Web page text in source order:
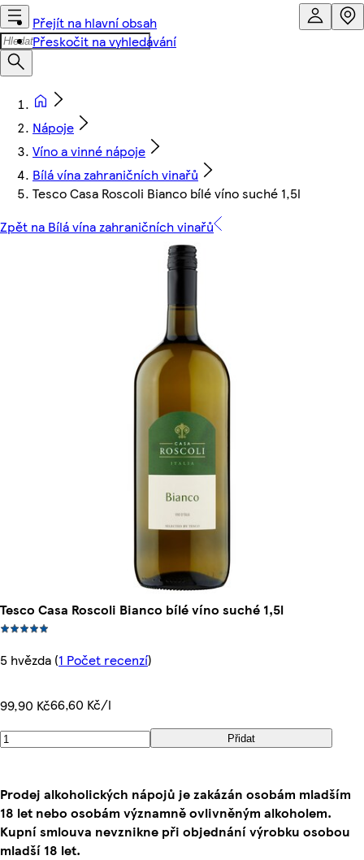
Přejít na hlavní obsah
Přeskočit na vyhledávání
Nápoje
Víno a vinné nápoje
Bílá vína zahraničních vinařů
Tesco Casa Roscoli Bianco bílé víno suché 1,5l
Zpět na Bílá vína zahraničních vinařů
Tesco Casa Roscoli Bianco bílé víno suché 1,5l
5 hvězda (1 Počet recenzí)
99,90 Kč66,60 Kč/l
Přidat
Prodej alkoholických nápojů je zakázán osobám mladším
18 let nebo osobám významně ovlivněným alkoholem.
Kupní smlouva nevznikne při objednání výrobku osobou
mladší 18 let.